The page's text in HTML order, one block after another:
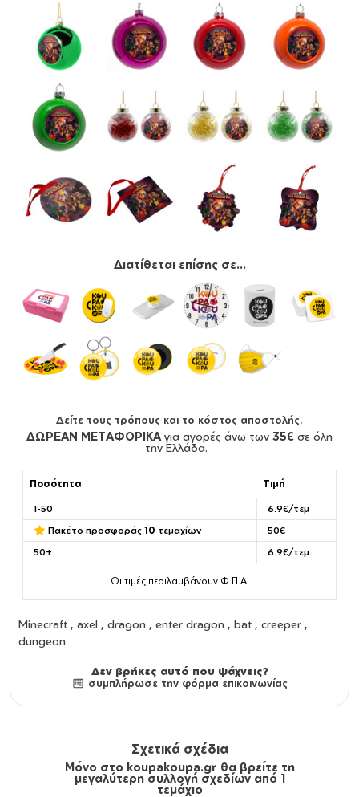
Διατίθεται επίσης σε...
Δείτε τους τρόπους και το κόστος αποστολής.
ΔΩΡΕΑΝ ΜΕΤΑΦΟΡΙΚΑ για αγορές άνω των 35€ σε όλη
την Ελλάδα.
Ποσότητα Τιμή
1-50
6.9€/τεμ
Πακέτο προσφοράς 10 τεμαχίων
50€
50+
6.9€/τεμ
Οι τιμές περιλαμβάνουν Φ.Π.Α.
Minecraft , axel , dragon , enter dragon , bat , creeper ,
dungeon
Δεν βρήκες αυτό που ψάχνεις?
συμπλήρωσε την φόρμα επικοινωνίας
Σχετικά σχέδια
Μόνο στο koupakoupa.gr θα βρείτε τη
μεγαλύτερη συλλογή σχεδίων από 1
τεμάχιο